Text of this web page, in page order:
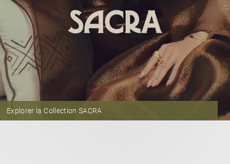
Explorer la Collection SACRA